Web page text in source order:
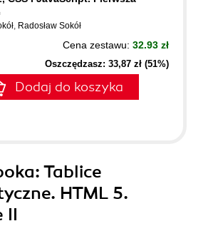
, Radosław Sokół
Cena zestawu: 32.93 zł
Oszczędzasz: 33,87 zł (51%)
Dodaj do koszyka
: Tablice
HTML 5.
II